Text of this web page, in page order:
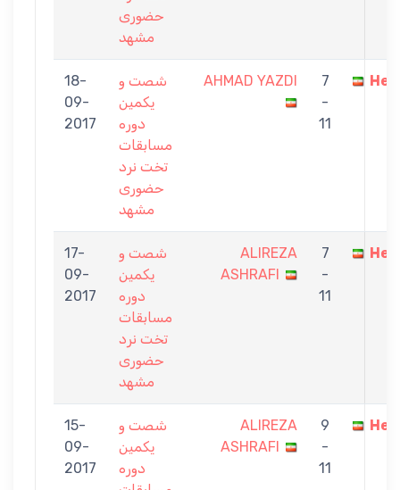
حضوری
مشهد
18-
09-
2017
شصت و
یکمین
دوره
مسابقات
تخت نرد
حضوری
مشهد
AHMAD YAZDI
7
-
11
17-
09-
2017
شصت و
یکمین
دوره
مسابقات
تخت نرد
حضوری
مشهد
ALIREZA
ASHRAFI
7
-
11
15-
09-
2017
شصت و
یکمین
دوره
ALIREZA
ASHRAFI
9
-
11